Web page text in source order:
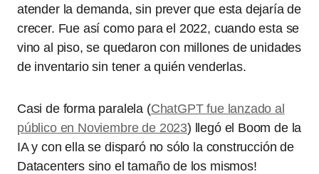
atender la demanda, sin prever que esta dejaría de
crecer. Fue así como para el 2022, cuando esta se
vino al piso, se quedaron con millones de unidades
de inventario sin tener a quién venderlas.
Casi de forma paralela (ChatGPT fue lanzado al
público en Noviembre de 2023) llegó el Boom de la
IA y con ella se disparó no sólo la construcción de
Datacenters sino el tamaño de los mismos!